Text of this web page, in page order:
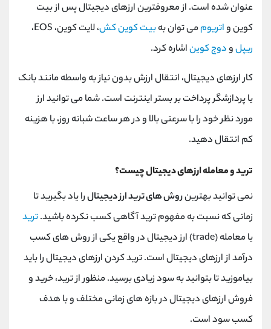
عنوان شده است. از معروفترین ارزهای دیجیتال پس از بیت
کوین واتریوممی توان بهبیت کوین کش، لایت کوین، EOS،
ریپلودوج کویناشاره کرد.
کار ارزهای دیجیتال، انتقال ارزش بدون نیاز به واسطه مانند بانک
یا پردازشگر پرداخت بر بستر اینترنت است. شما می توانید ارز
مورد نظر خود را با سرعتی بالا و در هر ساعت شبانه روز، با هزینه
کم انتقال دهید.
ترید و معامله ارزهای دیجیتال چیست؟
نمی توانید بهترینروش های ترید ارز دیجیتالرا یاد بگیرید تا
زمانی که نسبت به مفهوم ترید آگاهی کسب نکرده باشید.ترید
یا معامله (trade) ارز دیجیتال در واقع یکی از روش های کسب
درآمد از ارزهای دیجیتال است. ترید کردن ارزهای دیجیتال را باید
بیاموزید تا بتوانید به سود زیادی برسید. منظور از ترید، خرید و
فروش ارزهای دیجیتال در بازه های زمانی مختلف و با هدف
کسب سود است.